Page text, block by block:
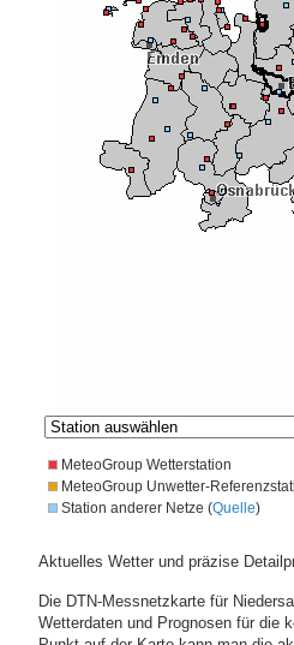
MeteoGroup Wetterstation
MeteoGroup Unwetter-
Station anderer Netze (Quelle)
Aktuelles Wetter und präzise
Die DTN-Messnetzkarte für
Wetterdaten und Prognosen für die